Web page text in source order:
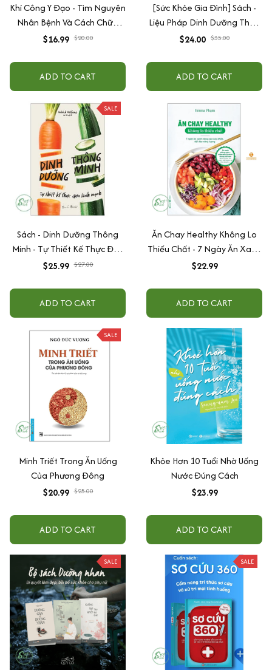
Khí Công Y Đạo - Tìm Nguyên
Nhân Bệnh Và Cách Chữa
Bệnh - Đỗ Đức Ngọc
$16.99 $20.00
ADD TO CART
[Sức Khỏe Gia Đình] Sách -
Liệu Pháp Dinh Dưỡng Theo
Đông Y - Gần 60 Công Thức
Thường Gặp
$24.00 $35.00
ADD TO CART
SALE
Sách - Dinh Dưỡng Thông
Minh - Tự Thiết Kế Thực Đơn
Lành Mạnh
$25.99 $27.00
ADD TO CART
Ăn Chay Healthy Không Lo
Thiếu Chất - 7 Ngày Ăn Xanh
Nâng Cao Sức Khoẻ, Dồi Dào
$22.99
ADD TO CART
SALE
Minh Triết Trong Ăn Uống
Của Phương Đông
$20.99 $25.00
ADD TO CART
Khỏe Hơn 10 Tuổi Nhờ Uống
Nước Đúng Cách
$23.99
ADD TO CART
SALE SALE